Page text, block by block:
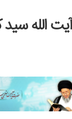
الله